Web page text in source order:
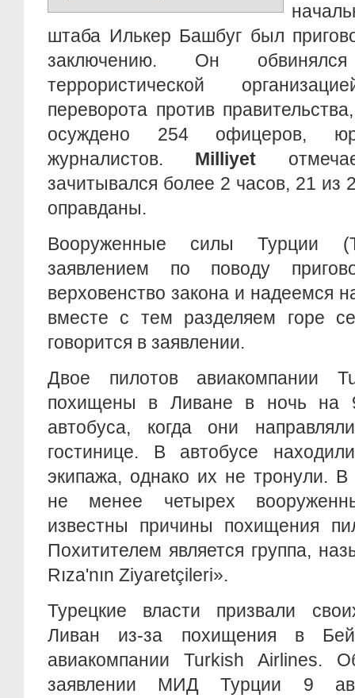
штаба Илькер Башбуг был
заключению. Он
террористической
переворота против
осуждено 254 офицеров,
журналистов. Milliyet
зачитывался более 2 часов, 21
оправданы.
Вооруженные силы Турции
заявлением по поводу
верховенство закона и надеемся
вместе с тем разделяем горе
говорится в заявлении.
Двое пилотов авиакомпании
похищены в Ливане в ночь на
автобуса, когда они
гостинице. В автобусе
экипажа, однако их не тронули. В
не менее четырех
известны причины похищения
Похитителем является группа,
Rıza'nın Ziyaretçileri».
Турецкие власти призвали
Ливан из-за похищения в
авиакомпании Turkish Airlines.
заявлении МИД Турции 9